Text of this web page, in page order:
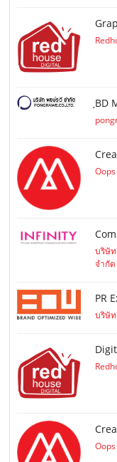
BD
บริษั
จำกัด
PR
บริษั